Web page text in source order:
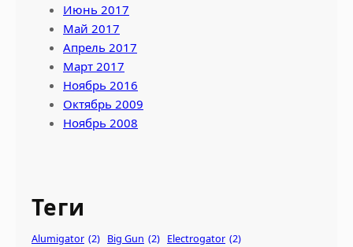
Июнь 2017
Май 2017
Апрель 2017
Март 2017
Ноябрь 2016
Октябрь 2009
Ноябрь 2008
Теги
Alumigator (2) Big Gun (2) Electrogator (2)